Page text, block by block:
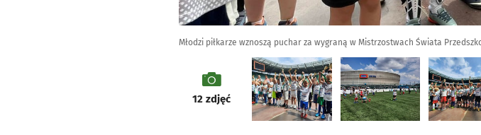
Młodzi piłkarze wznoszą puchar za wygraną w Mistrzostwach Świata
galeria
12zdjęć